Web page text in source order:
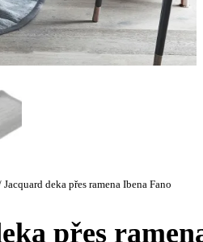
Jacquard deka přes ramena Ibena Fano
přes